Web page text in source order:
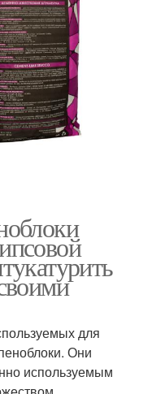
для
Они
используемым